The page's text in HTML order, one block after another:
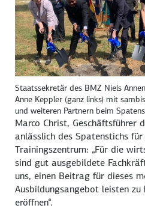
Staatssekretär des BMZ Niels
Anne Keppler (ganz links) mit
und weiteren Partnern beim
Marco Christ, Geschäftsführer
anlässlich des Spatenstichs
Trainingszentrum: „Für die
sind gut ausgebildete
uns, einen Beitrag für dieses
Ausbildungsangebot leisten zu
eröffnen“.